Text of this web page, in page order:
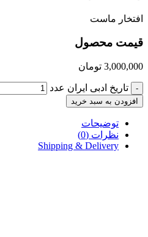
افتخار ماست
قیمت محصول
3,000,000 تومان
- تاریخ ادبی ایران عدد
افزودن به سبد خرید
توضیحات
نظرات (0)
Shipping & Delivery